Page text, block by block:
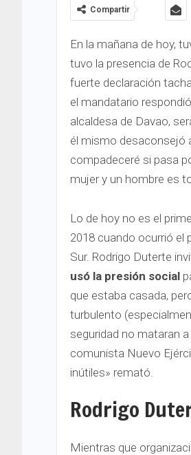
Compartir
En la mañana de hoy,
tuvo la presencia de
fuerte declaración
el mandatario
alcaldesa de Davao,
él mismo desaconsejó
compadeceré si pasa
mujer y un hombre es
Lo de hoy no es el
2018 cuando ocurrió el
Sur. Rodrigo Duterte
usó la presión social
que estaba casada,
turbulento
seguridad no mataran
comunista Nuevo
inútiles» remató.
Rodrigo
Mientras que